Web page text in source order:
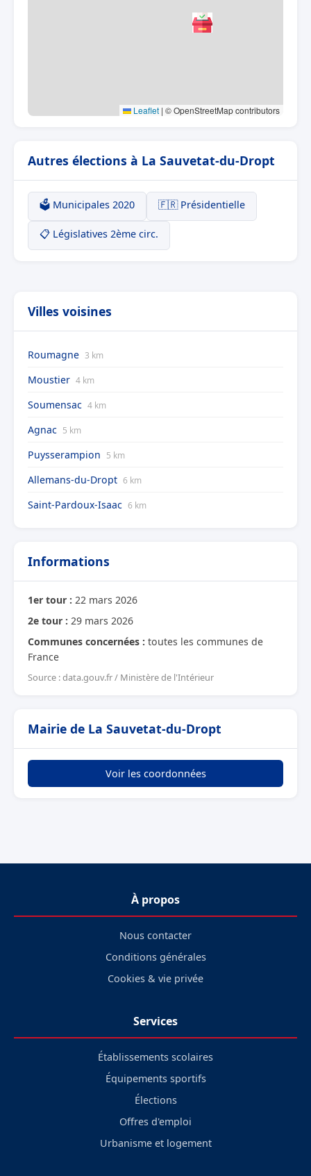
Leaflet | © OpenStreetMap contributors
Autres élections à La Sauvetat-du-Dropt
🗳️ Municipales 2020 🇫🇷 Présidentielle
📋 Législatives 2ème circ.
Villes voisines
Roumagne 3 km
Moustier 4 km
Soumensac 4 km
Agnac 5 km
Puysserampion 5 km
Allemans-du-Dropt 6 km
Saint-Pardoux-Isaac 6 km
Informations
1er tour : 22 mars 2026
2e tour : 29 mars 2026
Communes concernées : toutes les communes de
France
Source : data.gouv.fr / Ministère de l'Intérieur
Mairie de La Sauvetat-du-Dropt
Voir les coordonnées
À propos
Nous contacter
Conditions générales
Cookies & vie privée
Services
Établissements scolaires
Équipements sportifs
Élections
Offres d'emploi
Urbanisme et logement